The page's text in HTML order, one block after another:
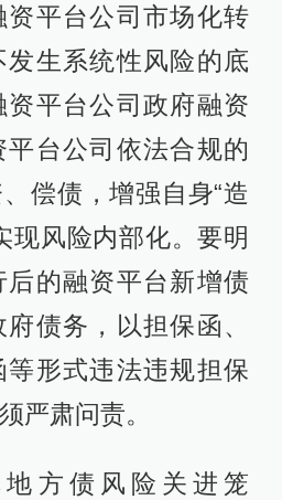
平台公司市场化转
生系统性风险的底
平台公司政府融资
台公司依法合规的
偿债，增强自身“造
现风险内部化。要明
的融资平台新增债
债务，以担保函、
形式违法违规担保
严肃问责。
地方债风险关进笼